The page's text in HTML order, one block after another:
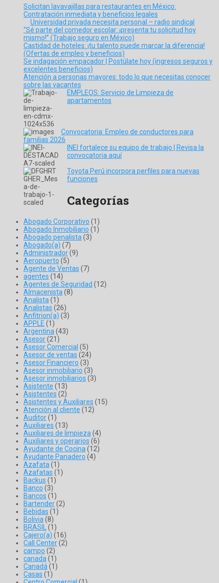
Solicitan lavavajillas para restaurantes en México:
Contratación inmediata y beneficios legales
Universidad privada necesita personal – radio sindical
“Sé parte del comedor escolar: ¡presenta tu solicitud hoy
mismo!” (Trabajo seguro en México)
Castidad de hoteles: ¡tu talento puede marcar la diferencia!
(Ofertas de empleo y beneficios)
Se indagación empacador | Postúlate hoy (ingresos seguros y
excelentes beneficios)
Atención a personas mayores: todo lo que necesitas conocer
sobre las vacantes
EMPLEOS: Servicio de Limpieza de
apartamentos
Convocatoria: Empleo de conductores para
familias 2026
INEI fortalece su equipo de trabajo | Revisa la
convocatoria aquí
Toyota Perú incorpora perfiles para nuevas
funciones
Categorías
Abogado Corporativo (1)
Abogado Inmobiliario (1)
Abogado penalista(3)
Abogado(a) (7)
Administrador(9)
Aeropuerto (5)
Agente de Ventas (7)
agentes (14)
Agentes de Seguridad (12)
Almacenista(8)
Analista(1)
Analistas (26)
Anfitrion(a) (3)
APPLE (1)
Argentina(43)
Asesor(21)
Asesor Comercial (5)
Asesor de ventas (24)
Asesor Financiero (3)
Asesor inmobiliario (3)
Asesor inmobiliarios (3)
Asistente (13)
Asistentes (2)
Asistentes y Auxiliares (15)
Atención al cliente (12)
Auditor(1)
Auxiliares (13)
Auxiliares de limpieza(4)
Auxiliares y operarios (6)
Ayudante de Cocina(12)
Ayudante Panadero (4)
Azafata(1)
Azafatas (1)
Backus (1)
Banco (3)
Bancos (1)
Bartender(2)
Bebidas (1)
Bolivia(8)
BRASIL(1)
Cajero(a) (16)
Call Center(2)
campo (2)
canada(1)
Canadá(1)
Casas (1)